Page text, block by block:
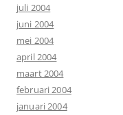
juli 2004
juni 2004
mei 2004
april 2004
maart 2004
februari 2004
januari 2004